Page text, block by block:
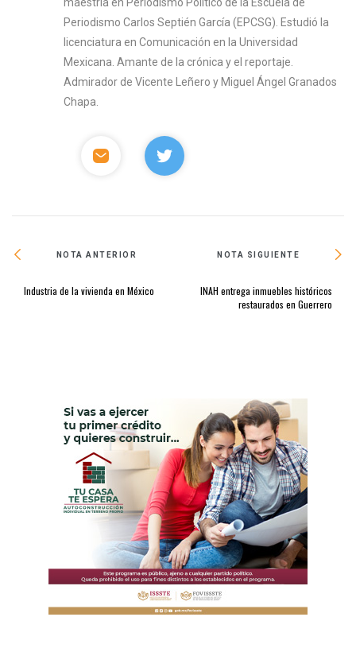
maestría en Periodismo Político de la Escuela de
Periodismo Carlos Septién García (EPCSG). Estudió la
licenciatura en Comunicación en la Universidad
Mexicana. Amante de la crónica y el reportaje.
Admirador de Vicente Leñero y Miguel Ángel Granados
Chapa.
NOTA ANTERIOR
Industria de la vivienda en México
NOTA SIGUIENTE
INAH entrega inmuebles históricos
restaurados en Guerrero